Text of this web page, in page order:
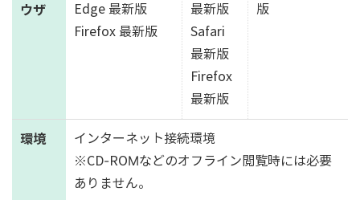
ウザ
Edge 最新版
Firefox 最新版
最新版
Safari
最新版
Firefox
最新版
版
環境
インターネット接続環境
※CD-ROMなどのオフライン閲覧時には必要
ありません。